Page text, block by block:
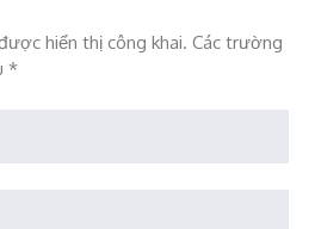
hiển thị công khai. Các trường
*